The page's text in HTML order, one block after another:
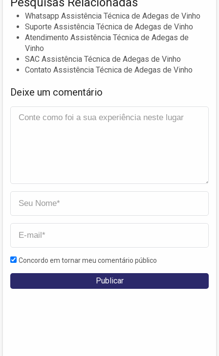
Whatsapp Assistência Técnica de Adegas de Vinho
Suporte Assistência Técnica de Adegas de Vinho
Atendimento Assistência Técnica de Adegas de
Vinho
SAC Assistência Técnica de Adegas de Vinho
Contato Assistência Técnica de Adegas de Vinho
Deixe um comentário
Concordo em tornar meu comentário público